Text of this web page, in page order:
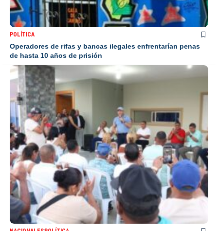
POLÍTICA
Operadores de rifas y bancas ilegales enfrentarían penas
de hasta 10 años de prisión